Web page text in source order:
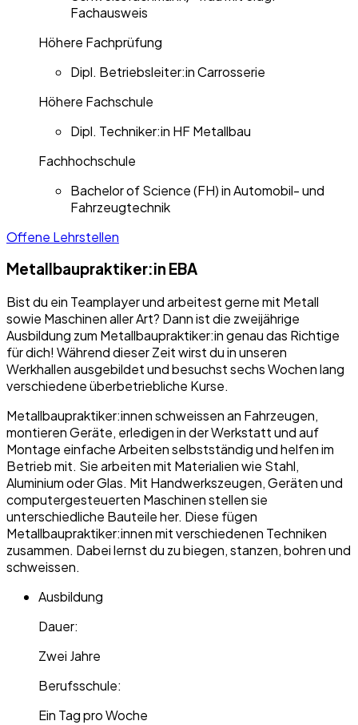
Fachausweis
Höhere Fachprüfung
Dipl. Betriebsleiter:in Carrosserie
Höhere Fachschule
Dipl. Techniker:in HF Metallbau
Fachhochschule
Bachelor of Science (FH) in Automobil- und
Fahrzeug­technik
Offene Lehrstellen
Metallbaupraktiker:in EBA
Bist du ein Teamplayer und arbeitest gerne mit Metall
sowie Maschinen aller Art? Dann ist die zweijährige
Ausbildung zum Metallbaupraktiker:in genau das Richtige
für dich! Während dieser Zeit wirst du in unseren
Werkhallen ausgebildet und besuchst sechs Wochen lang
verschiedene überbetriebliche Kurse.
Metallbaupraktiker:innen schweissen an Fahrzeugen,
montieren Geräte, erledigen in der Werkstatt und auf
Montage einfache Arbeiten selbstständig und helfen im
Betrieb mit. Sie arbeiten mit Materialien wie Stahl,
Aluminium oder Glas. Mit Handwerkszeugen, Geräten und
computergesteuerten Maschinen stellen sie
unterschiedliche Bauteile her. Diese fügen
Metallbaupraktiker:innen mit verschiedenen Techniken
zusammen. Dabei lernst du zu biegen, stanzen, bohren und
schweissen.
Ausbildung
Dauer:
Zwei Jahre
Berufsschule:
Ein Tag pro Woche